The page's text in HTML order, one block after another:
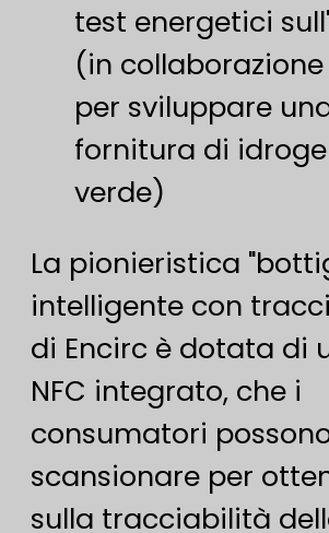
test energetici
(in collaborazione
per sviluppare
fornitura di
verde)
La pionieristica
intelligente con
di Encirc è dotata di
NFC integrato, che i
consumatori
scansionare per
sulla tracciabilità